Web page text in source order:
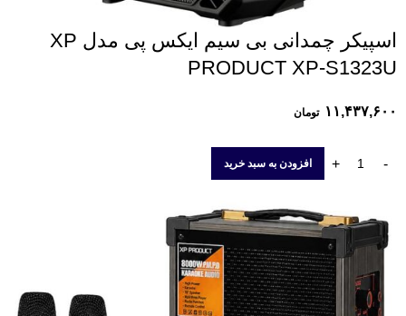
اسپیکر چمدانی بی سیم ایکس پی مدل XP
PRODUCT XP-S1323U
۱۱,۴۳۷,۶۰۰ تومان
افزودن به سبد خرید